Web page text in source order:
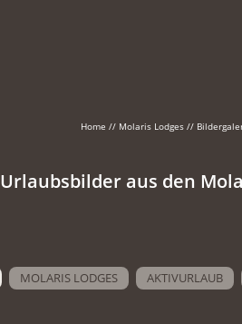
Home // Molaris Lodges //
Urlaubsbilder aus den
MOLARIS LODGES AKTIVURLAUB